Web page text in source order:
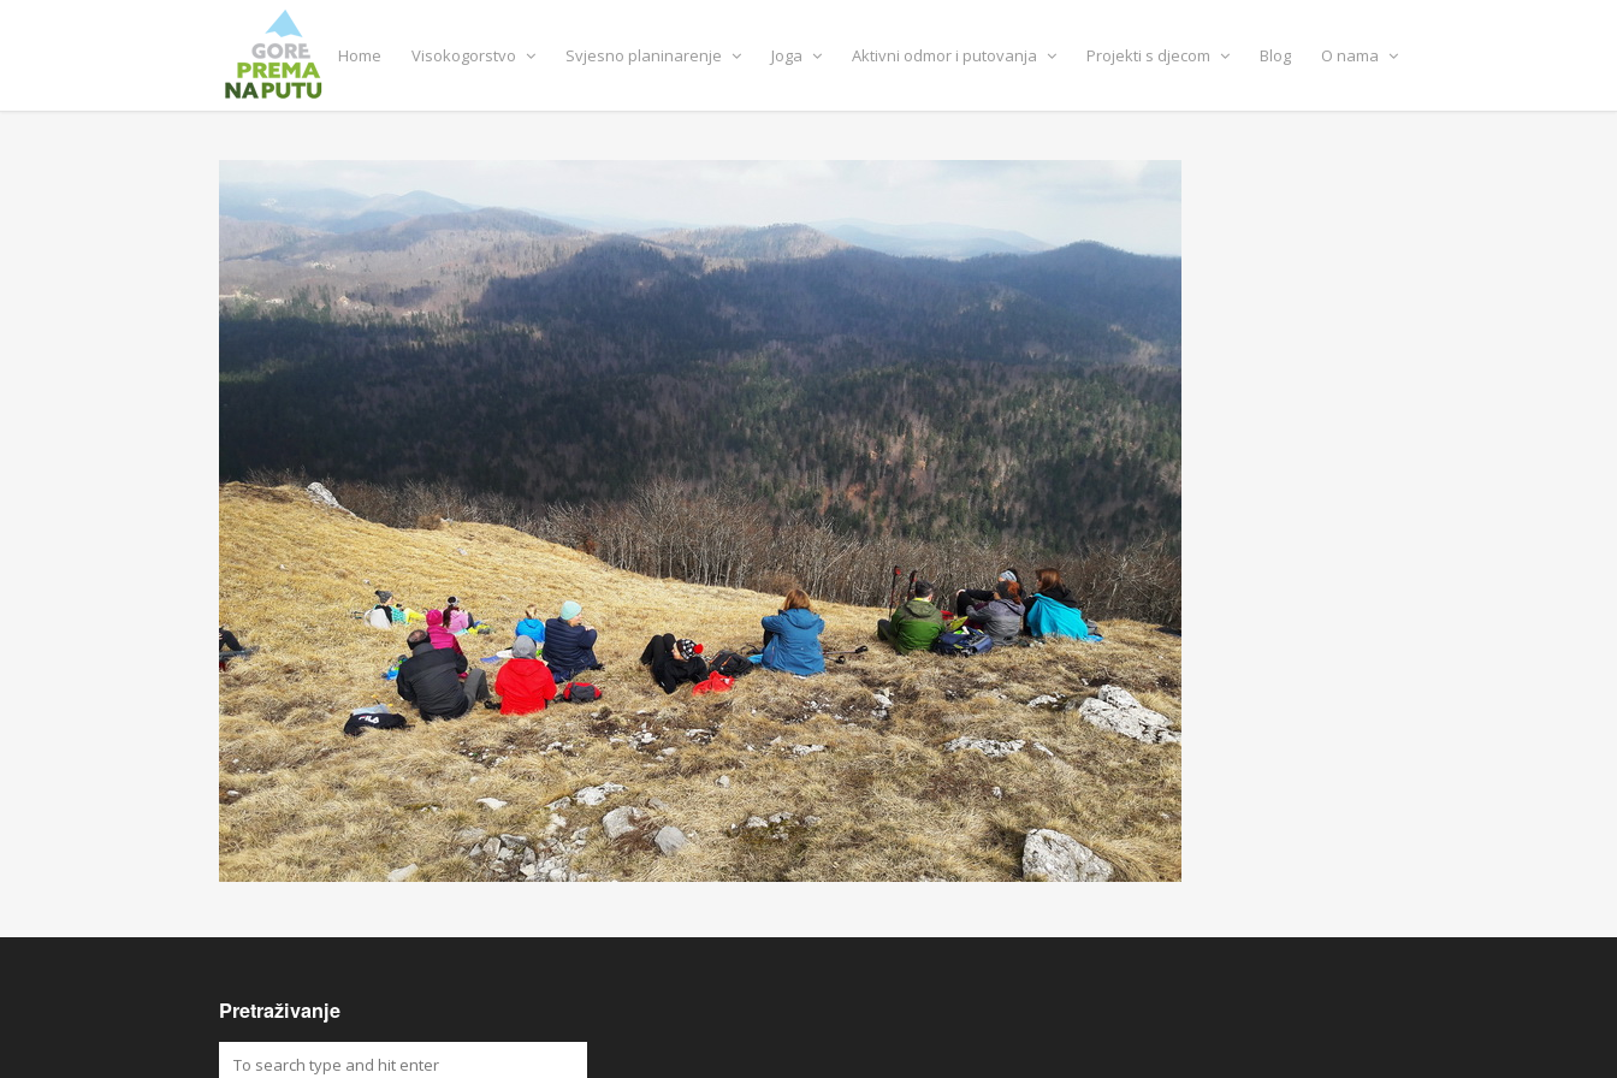
Home Visokogorstvo Svjesno planinarenje Joga Aktivni odmor i putovanja Projekti s djecom Blog O nama
Pretraživanje